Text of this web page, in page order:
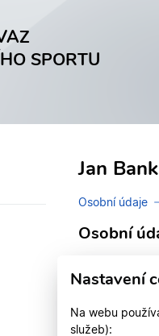
SPORTU
Jan Bank
Osobní údaje
Osobní
Identifikační
Nastavení
Na webu
služeb):